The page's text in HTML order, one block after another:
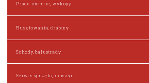
Prace ziemne, wykopy
Rusztowania, drabiny
Schody, balustrady
Serwis sprzętu, maszyn